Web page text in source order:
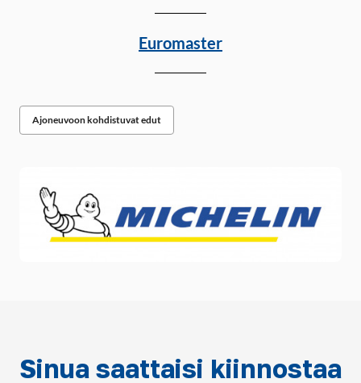
Euromaster
Ajoneuvoon kohdistuvat edut
Sinua saattaisi kiinnostaa